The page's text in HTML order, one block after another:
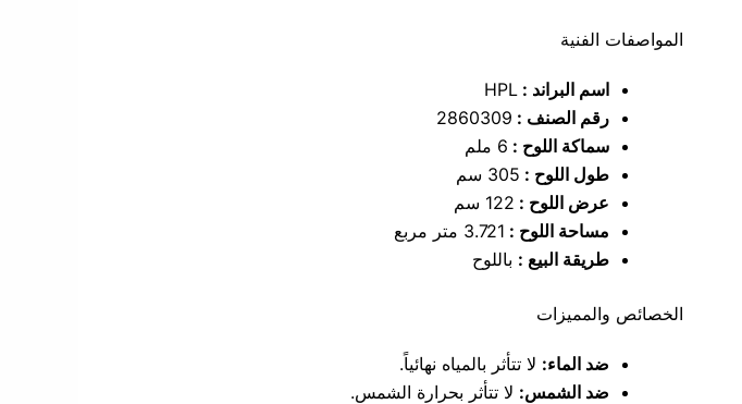
المواصفات الفنية
اسم البراند : HPL
رقم الصنف : 2860309
سماكة اللوح : 6 ملم
طول اللوح : 305 سم
عرض اللوح : 122 سم
مساحة اللوح : 3.721 متر مربع
طريقة البيع : باللوح
الخصائص والمميزات
ضد الماء: لا تتأثر بالمياه نهائياً.
ضد الشمس: لا تتأثر بحرارة الشمس.